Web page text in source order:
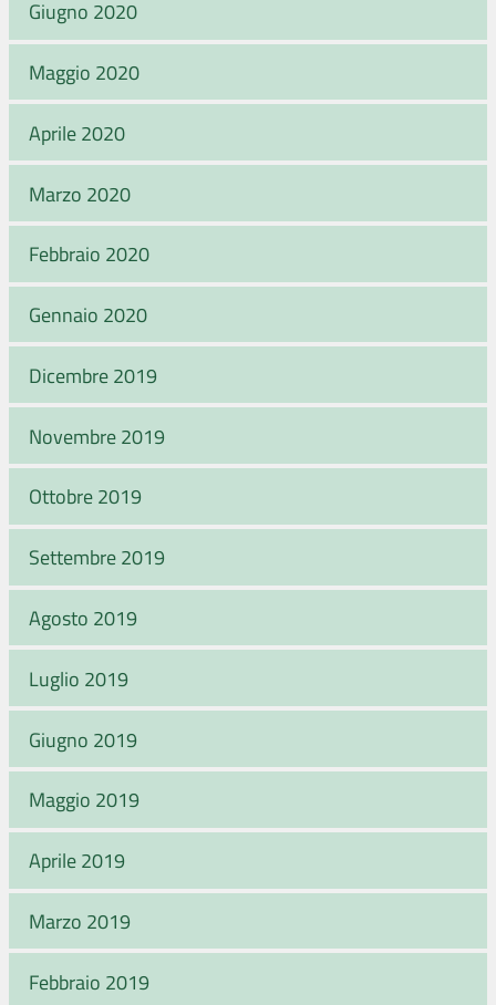
Giugno 2020
Maggio 2020
Aprile 2020
Marzo 2020
Febbraio 2020
Gennaio 2020
Dicembre 2019
Novembre 2019
Ottobre 2019
Settembre 2019
Agosto 2019
Luglio 2019
Giugno 2019
Maggio 2019
Aprile 2019
Marzo 2019
Febbraio 2019